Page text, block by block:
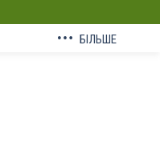
БІЛЬШЕ